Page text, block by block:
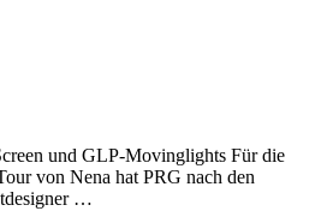
und GLP-Movinglights Für die
von Nena hat PRG nach den
…